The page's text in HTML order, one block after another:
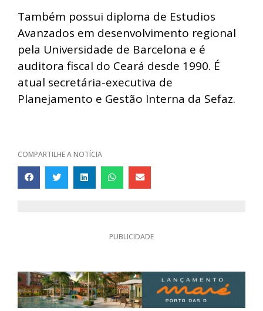
Também possui diploma de Estudios
Avanzados em desenvolvimento regional
pela Universidade de Barcelona e é
auditora fiscal do Ceará desde 1990. É
atual secretária-executiva de
Planejamento e Gestão Interna da Sefaz.
COMPARTILHE A NOTÍCIA
PUBLICIDADE